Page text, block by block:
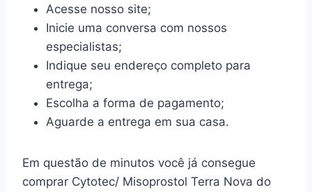
Acesse nosso site;
Inicie uma conversa com nossos
especialistas;
Indique seu endereço completo para
entrega;
Escolha a forma de pagamento;
Aguarde a entrega em sua casa.
Em questão de minutos você já consegue
comprar Cytotec/ Misoprostol Terra Nova do